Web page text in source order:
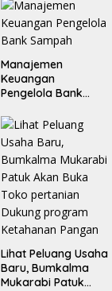
Manajemen
Keuangan
Pengelola Bank
Lihat Peluang Usaha
Baru, Bumkalma
Mukarabi Patuk